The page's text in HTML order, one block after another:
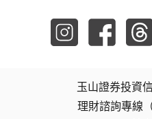
玉山證券投資
理財諮詢專線